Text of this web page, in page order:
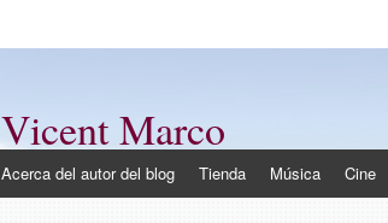
Vicent Marco
Acerca del autor del blog Tienda Música Cine